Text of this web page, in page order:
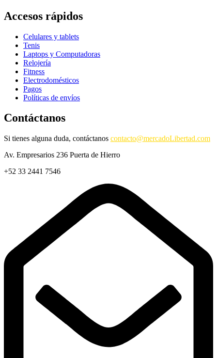
Accesos rápidos
Celulares y tablets
Tenis
Laptops y Computadoras
Relojería
Fitness
Electrodomésticos
Pagos
Políticas de envíos
Contáctanos
Si tienes alguna duda, contáctanos contacto@mercadoLibertad.com
Av. Empresarios 236 Puerta de Hierro
+52 33 2441 7546